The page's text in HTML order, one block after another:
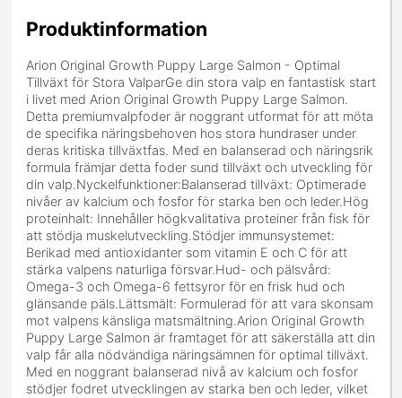
Produktinformation
Arion Original Growth Puppy Large Salmon - Optimal
Tillväxt för Stora ValparGe din stora valp en fantastisk start
i livet med Arion Original Growth Puppy Large Salmon.
Detta premiumvalpfoder är noggrant utformat för att möta
de specifika näringsbehoven hos stora hundraser under
deras kritiska tillväxtfas. Med en balanserad och näringsrik
formula främjar detta foder sund tillväxt och utveckling för
din valp.Nyckelfunktioner:Balanserad tillväxt: Optimerade
nivåer av kalcium och fosfor för starka ben och leder.Hög
proteinhalt: Innehåller högkvalitativa proteiner från fisk för
att stödja muskelutveckling.Stödjer immunsystemet:
Berikad med antioxidanter som vitamin E och C för att
stärka valpens naturliga försvar.Hud- och pälsvård:
Omega-3 och Omega-6 fettsyror för en frisk hud och
glänsande päls.Lättsmält: Formulerad för att vara skonsam
mot valpens känsliga matsmältning.Arion Original Growth
Puppy Large Salmon är framtaget för att säkerställa att din
valp får alla nödvändiga näringsämnen för optimal tillväxt.
Med en noggrant balanserad nivå av kalcium och fosfor
stödjer fodret utvecklingen av starka ben och leder, vilket